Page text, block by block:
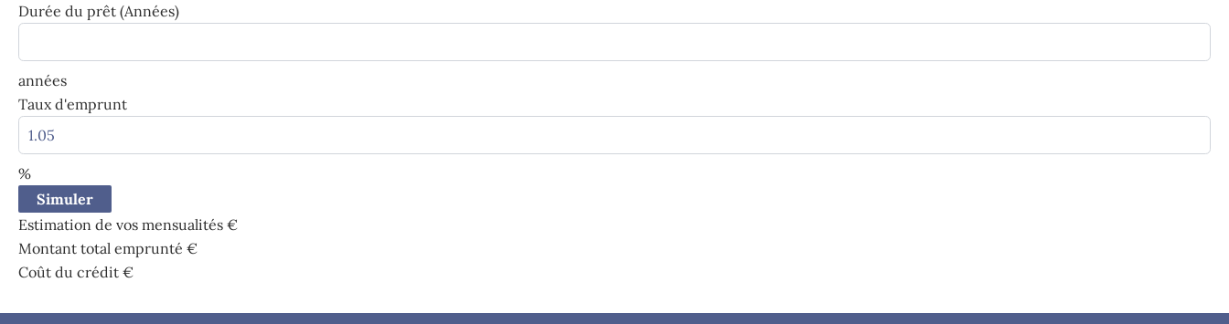
Durée du prêt (Années)
années
Taux d'emprunt
%
Simuler
Estimation de vos mensualités €
Montant total emprunté €
Coût du crédit €